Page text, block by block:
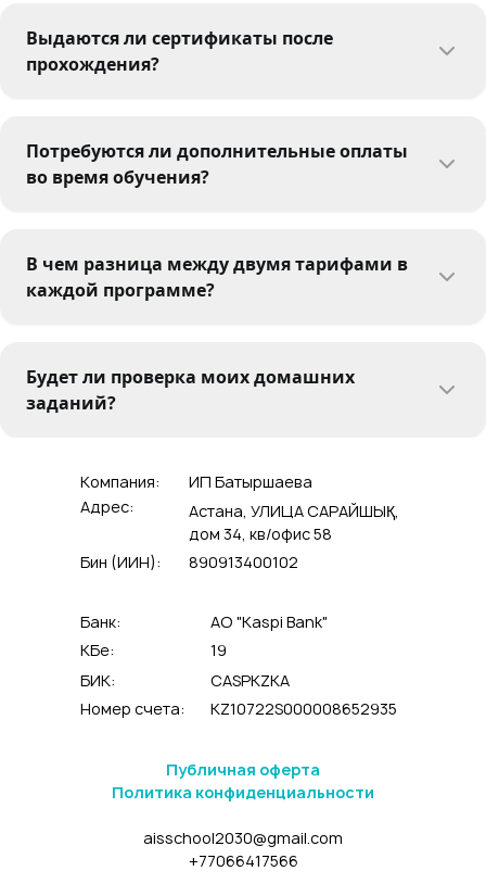
Выдаются ли сертификаты после
прохождения?
Потребуются ли дополнительные оплаты
во время обучения?
В чем разница между двумя тарифами в
каждой программе?
Будет ли проверка моих домашних
заданий?
Публичная оферта
Политика конфиденциальности
aisschool2030@gmail.com
+77066417566
KZ10722S000008652935
Номер счета:
CASPKZKA
БИК:
19
КБе:
АО "Kaspi Bank"
Банк:
890913400102
Бин (ИИН):
Астана, УЛИЦА САРАЙШЫҚ,
дом 34, кв/офис 58
Адрес:
ИП Батыршаева
Компания: